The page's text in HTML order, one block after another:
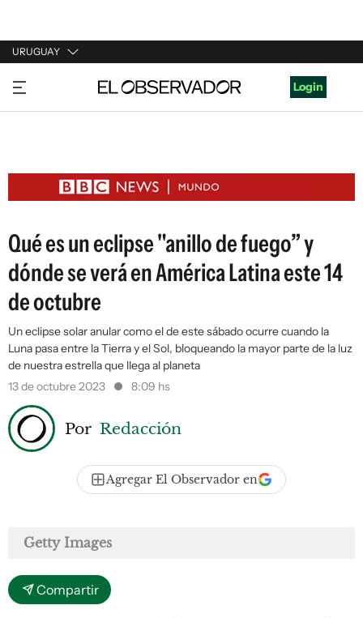
URUGUAY
URUGUAY
ARGENTINA
ESTADOS UNIDOS
Login
Qué es un eclipse "anillo de fuego” y
dónde se verá en América Latina este 14
de octubre
Un eclipse solar anular como el de este sábado ocurre cuando la
Luna pasa entre la Tierra y el Sol, bloqueando la mayor parte de la luz
de nuestra estrella que llega al planeta
13 de octubre 2023
8:09 hs
Por Redacción
Agregar El Observador en
Getty Images
Compartir